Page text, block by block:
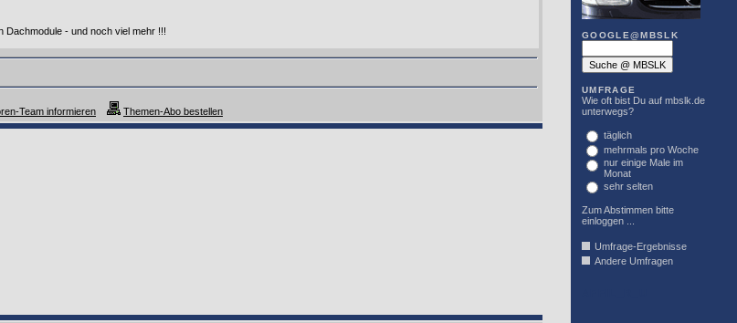
Dachmodule - und noch viel mehr !!!
Team informieren Themen-Abo bestellen
GOOGLE@MBSLK
UMFRAGE
Wie oft bist Du auf mbslk.de
unterwegs?
täglich
mehrmals pro Woche
nur einige Male im
Monat
sehr selten
Zum Abstimmen bitte
einloggen ...
Umfrage-Ergebnisse
Andere Umfragen